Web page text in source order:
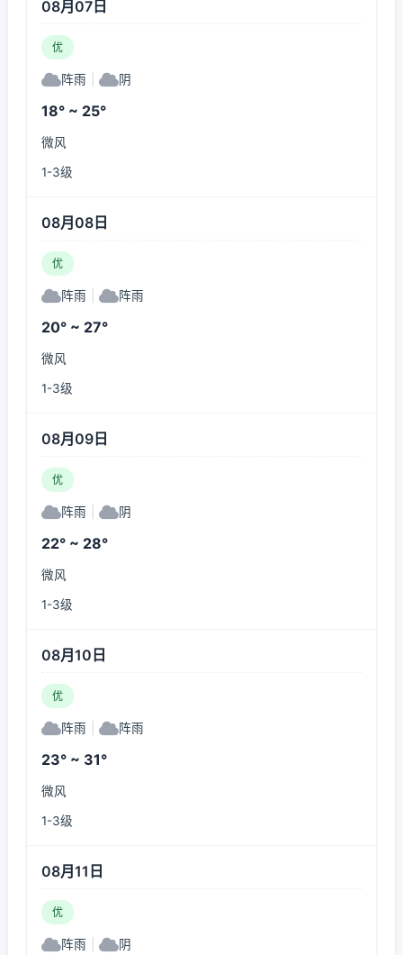
08月07日
优
阵雨 阴
18° ~ 25°
微风
1-3级
08月08日
优
阵雨 阵雨
20° ~ 27°
微风
1-3级
08月09日
优
阵雨 阴
22° ~ 28°
微风
1-3级
08月10日
优
阵雨 阵雨
23° ~ 31°
微风
1-3级
08月11日
优
阵雨 阴